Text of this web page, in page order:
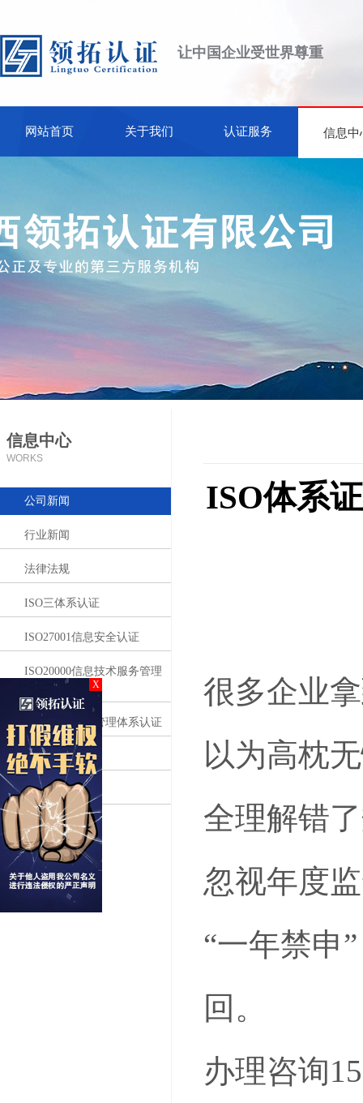
X
让中国企业受世界尊重
网站首页 关于我们 认证服务 信息中
信息中心
WORKS
公司新闻
行业新闻
法律法规
ISO三体系认证
ISO27001信息安全认证
ISO20000信息技术服务管理
体系认证
ISO50001能源管理体系认证
碳相关认证
认证补贴
ISO体系
很多企业
以为高枕
全理解错
忽视年度
“一年禁申
回。
办理咨询